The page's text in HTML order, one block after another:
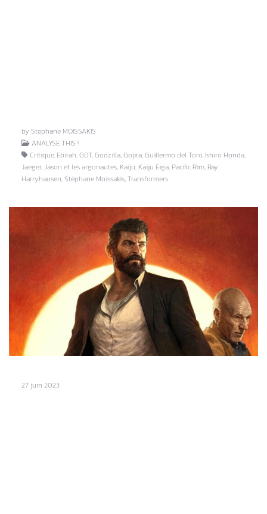
by Stephane MOISSAKIS
ANALYSE THIS !
Critique, Ebirah, GDT, Godzilla, Gojira, Guillermo del Toro, Ishiro Honda,
Jaeger, Jason et les argonautes, Kaiju, Kaiju Eiga, Pacific Rim, Ray
Harryhausen, Stéphane Moïssakis, Transformers
27 juin 2023